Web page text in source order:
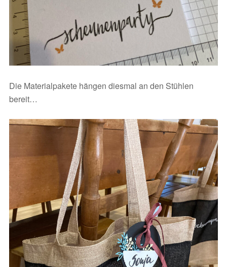
Die Materialpakete hängen diesmal an den Stühlen
bereit…